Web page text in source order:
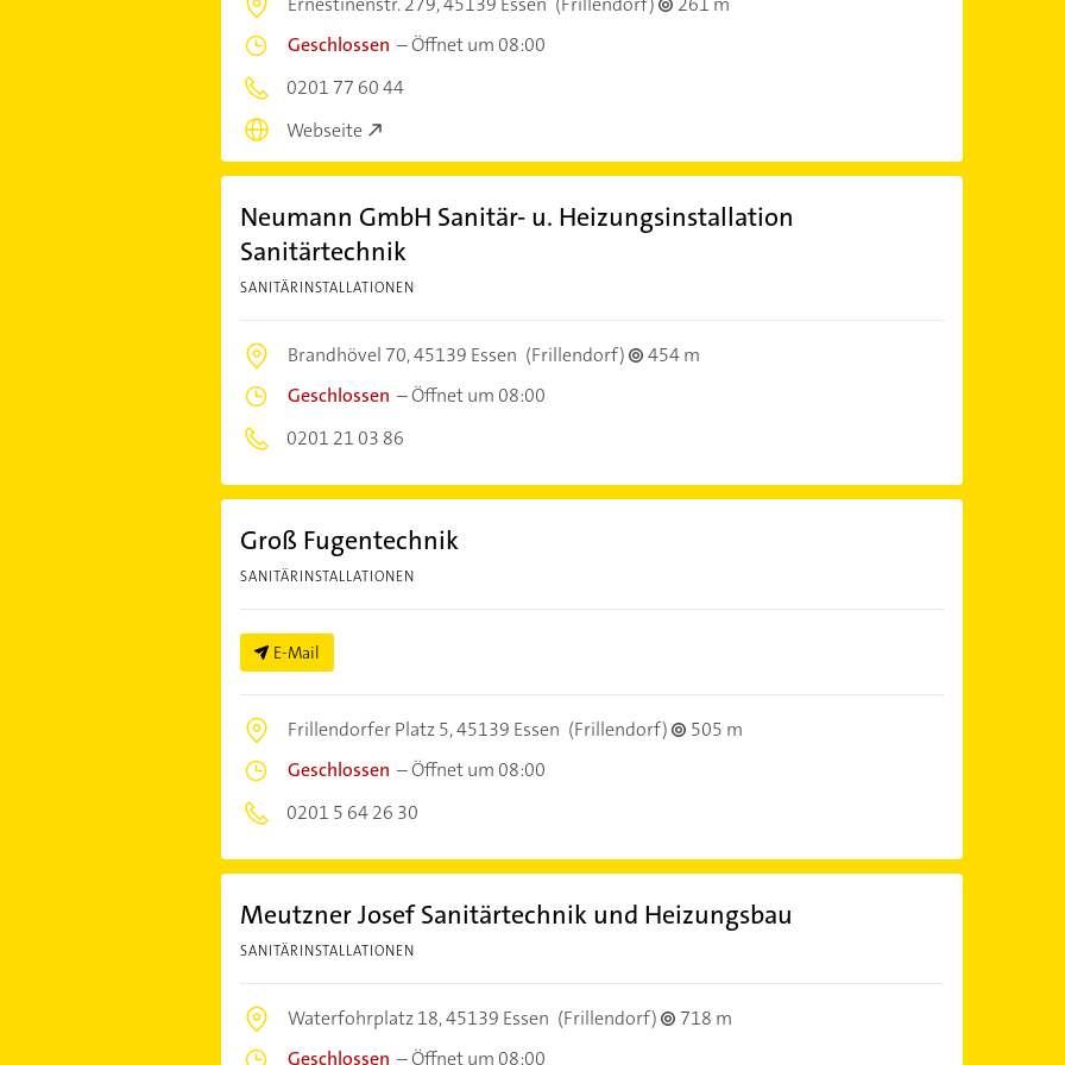
Geschlossen –Öffnet um 08:00
0201 77 60 44
Webseite
Neumann GmbH Sanitär- u. Heizungsinstallation
Sanitärtechnik
SANITÄRINSTALLATIONEN
Brandhövel 70,45139 Essen (Frillendorf)
454 m
Geschlossen –Öffnet um 08:00
0201 21 03 86
Groß Fugentechnik
SANITÄRINSTALLATIONEN
E-Mail
Frillendorfer Platz 5,45139 Essen (Frillendorf)
505 m
Geschlossen –Öffnet um 08:00
0201 5 64 26 30
Meutzner Josef Sanitärtechnik und Heizungsbau
SANITÄRINSTALLATIONEN
Waterfohrplatz 18,45139 Essen (Frillendorf)
718 m
Geschlossen –Öffnet um 08:00